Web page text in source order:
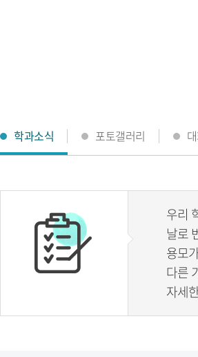
학과소식 포토갤러리
우리
날로
용모
다른
자세